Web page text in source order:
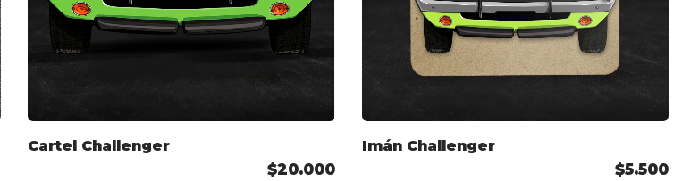
Cartel Challenger
$20.000
Imán Challenger
$5.500